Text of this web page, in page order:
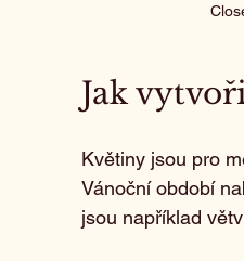
Jak
Květiny jsou pro
Vánoční období
jsou například